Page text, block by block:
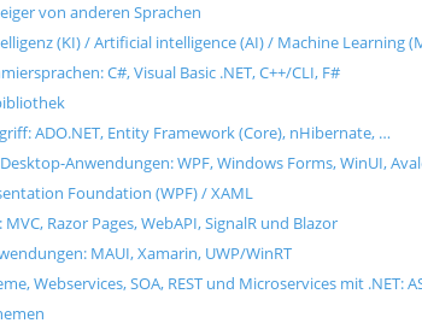
von anderen Sprachen
(KI) / Artificial intelligence (AI) / Machine Learning
C#, Visual Basic .NET, C++/CLI, F#
ADO.NET, Entity Framework (Core), nHibernate, …
Anwendungen: WPF, Windows Forms, WinUI,
Foundation (WPF) / XAML
MVC, Razor Pages, WebAPI, SignalR und Blazor
MAUI, Xamarin, UWP/WinRT
Webservices, SOA, REST und Microservices mit .NET: